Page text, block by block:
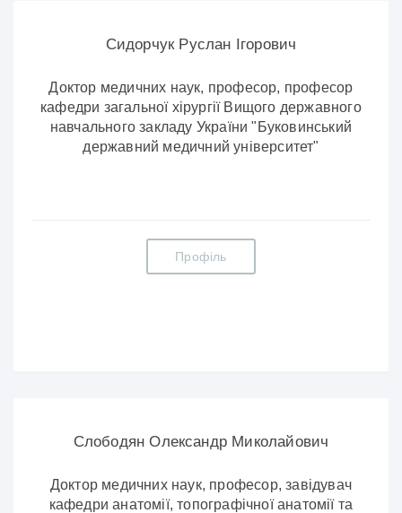
Сидорчук Руслан Ігорович
Доктор медичних наук, професор, професор
кафедри загальної хірургії Вищого державного
навчального закладу України "Буковинський
державний медичний університет"
Профіль
Слободян Олександр Миколайович
Доктор медичних наук, професор, завідувач
кафедри анатомії, топографічної анатомії та